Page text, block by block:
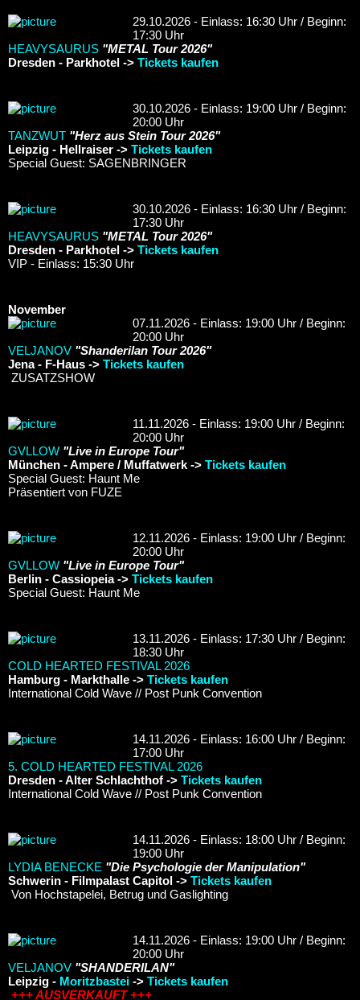
29.10.2026 - Einlass: 16:30 Uhr / Beginn:
17:30 Uhr
HEAVYSAURUS "METAL Tour 2026"
Dresden - Parkhotel -> Tickets kaufen
30.10.2026 - Einlass: 19:00 Uhr / Beginn:
20:00 Uhr
TANZWUT "Herz aus Stein Tour 2026"
Leipzig - Hellraiser -> Tickets kaufen
Special Guest: SAGENBRINGER
30.10.2026 - Einlass: 16:30 Uhr / Beginn:
17:30 Uhr
HEAVYSAURUS "METAL Tour 2026"
Dresden - Parkhotel -> Tickets kaufen
VIP - Einlass: 15:30 Uhr
November
07.11.2026 - Einlass: 19:00 Uhr / Beginn:
20:00 Uhr
VELJANOV "Shanderilan Tour 2026"
Jena - F-Haus -> Tickets kaufen
ZUSATZSHOW
11.11.2026 - Einlass: 19:00 Uhr / Beginn:
20:00 Uhr
GVLLOW "Live in Europe Tour"
München - Ampere / Muffatwerk -> Tickets kaufen
Special Guest: Haunt Me
Präsentiert von FUZE
12.11.2026 - Einlass: 19:00 Uhr / Beginn:
20:00 Uhr
GVLLOW "Live in Europe Tour"
Berlin - Cassiopeia -> Tickets kaufen
Special Guest: Haunt Me
13.11.2026 - Einlass: 17:30 Uhr / Beginn:
18:30 Uhr
COLD HEARTED FESTIVAL 2026
Hamburg - Markthalle -> Tickets kaufen
International Cold Wave // Post Punk Convention
14.11.2026 - Einlass: 16:00 Uhr / Beginn:
17:00 Uhr
5. COLD HEARTED FESTIVAL 2026
Dresden - Alter Schlachthof -> Tickets kaufen
International Cold Wave // Post Punk Convention
14.11.2026 - Einlass: 18:00 Uhr / Beginn:
19:00 Uhr
LYDIA BENECKE "Die Psychologie der Manipulation"
Schwerin - Filmpalast Capitol -> Tickets kaufen
Von Hochstapelei, Betrug und Gaslighting
14.11.2026 - Einlass: 19:00 Uhr / Beginn:
20:00 Uhr
VELJANOV "SHANDERILAN"
Leipzig - Moritzbastei -> Tickets kaufen
+++ AUSVERKAUFT +++